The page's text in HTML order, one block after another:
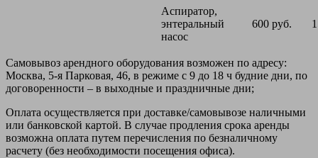
Аспиратор,
энтеральный
насос
600 руб.
Самовывоз арендного оборудования возможен по адресу:
Москва, 5-я Парковая, 46, в режиме с 9 до 18 ч будние дни, по
договоренности – в выходные и праздничные дни;
Оплата осуществляется при доставке/самовывозе наличными
или банковской картой. В случае продления срока аренды
возможна оплата путем перечисления по безналичному
расчету (без необходимости посещения офиса).